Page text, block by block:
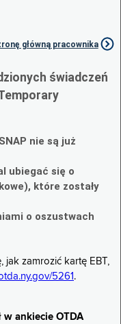
główną pracownika
świadczeń
nie są już
ubiegać się o
które zostały
o oszustwach
jak zamrozić kartę EBT,
5261 .
w ankiecie OTDA